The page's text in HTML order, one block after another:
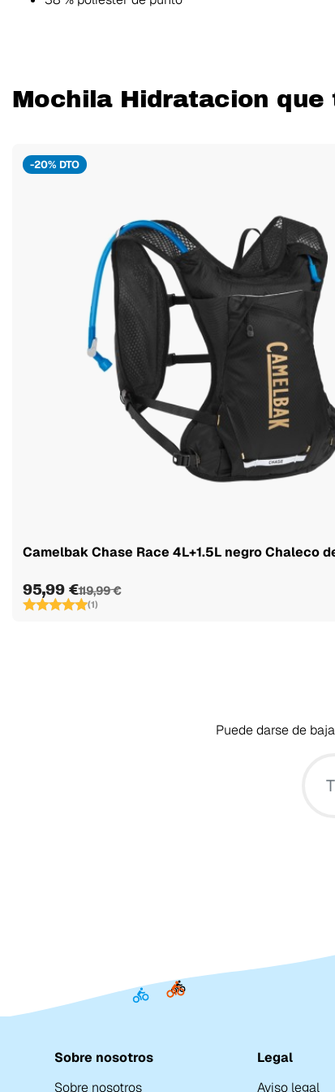
Mochila Hidratacion que
-20% DTO
Camelbak Chase Race 4L+1.5L negro Chaleco
95,99 €119,99 €
(1)
Puede darse de
Sobre nosotros
Sobre nosotros
Legal
Aviso legal